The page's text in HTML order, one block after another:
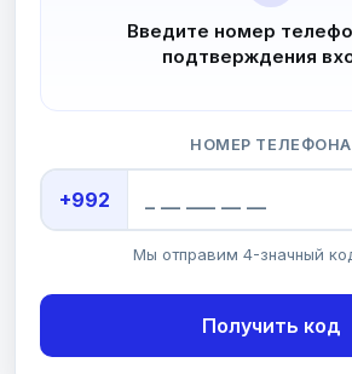
Введите номер
подтверждения
НОМЕР ТЕЛЕФОНА
+992
Мы отправим 4-значный
Получить код